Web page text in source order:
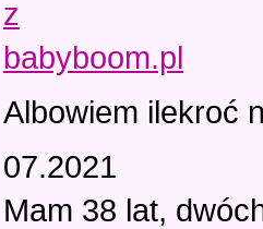
Albowiem ilekroć
07.2021
Mam 38 lat,